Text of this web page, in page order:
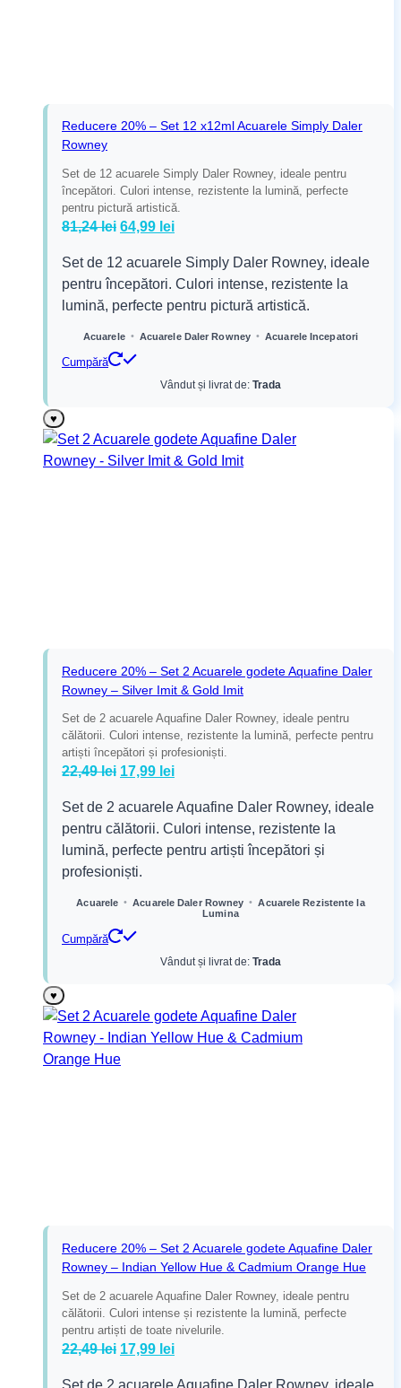
Reducere 20% – Set 12 x12ml Acuarele Simply Daler
Rowney
Set de 12 acuarele Simply Daler Rowney, ideale pentru
începători. Culori intense, rezistente la lumină, perfecte
pentru pictură artistică.
81,24lei Prețul
a
fost:
81,24 lei.
64,99 leiPrețul
este:
64,99 lei.
Set de 12 acuarele Simply Daler Rowney, ideale
pentru începători. Culori intense, rezistente la
lumină, perfecte pentru pictură artistică.
Acuarele • Acuarele Daler Rowney • Acuarele Incepatori
Cumpără
Vândut și livrat de: Trada
♥
Reducere 20% – Set 2 Acuarele godete Aquafine Daler
Rowney – Silver Imit & Gold Imit
Set de 2 acuarele Aquafine Daler Rowney, ideale pentru
călătorii. Culori intense, rezistente la lumină, perfecte pentru
artiști începători și profesioniști.
22,49lei Prețul
a
fost:
22,49 lei.
17,99 leiPrețul
este:
17,99 lei.
Set de 2 acuarele Aquafine Daler Rowney, ideale
pentru călătorii. Culori intense, rezistente la
lumină, perfecte pentru artiști începători și
profesioniști.
Acuarele • Acuarele Daler Rowney • Acuarele Rezistente la
Lumina
Cumpără
Vândut și livrat de: Trada
♥
Reducere 20% – Set 2 Acuarele godete Aquafine Daler
Rowney – Indian Yellow Hue & Cadmium Orange Hue
Set de 2 acuarele Aquafine Daler Rowney, ideale pentru
călătorii. Culori intense și rezistente la lumină, perfecte
pentru artiști de toate nivelurile.
22,49lei Prețul
17,99 leiPrețul
Set de 2 acuarele Aquafine Daler Rowney, ideale